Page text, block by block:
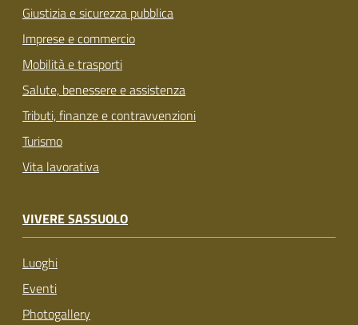
Giustizia e sicurezza pubblica
Imprese e commercio
Mobilità e trasporti
Salute, benessere e assistenza
Tributi, finanze e contravvenzioni
Turismo
Vita lavorativa
VIVERE SASSUOLO
Luoghi
Eventi
Photogallery